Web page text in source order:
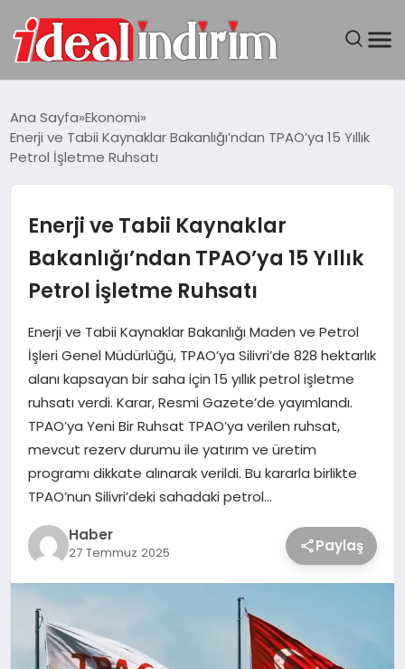
BILGISAYAR
SEYAHAT
TEKNOLOJI
YAŞAM
Ana Sayfa Ekonomi
Enerji ve Tabii Kaynaklar Bakanlığı’ndan TPAO’ya 15 Yıllık
Petrol İşletme Ruhsatı
Enerji ve Tabii Kaynaklar
Bakanlığı’ndan TPAO’ya 15 Yıllık
Petrol İşletme Ruhsatı
Enerji ve Tabii Kaynaklar Bakanlığı Maden ve Petrol
İşleri Genel Müdürlüğü, TPAO’ya Silivri’de 828 hektarlık
alanı kapsayan bir saha için 15 yıllık petrol işletme
ruhsatı verdi. Karar, Resmi Gazete’de yayımlandı.
TPAO’ya Yeni Bir Ruhsat TPAO’ya verilen ruhsat,
mevcut rezerv durumu ile yatırım ve üretim
programı dikkate alınarak verildi. Bu kararla birlikte
TPAO’nun Silivri’deki sahadaki petrol…
Haber
27 Temmuz 2025 Paylaş